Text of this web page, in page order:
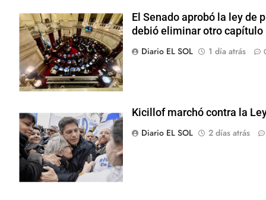
El Senado aprobó la ley de
debió eliminar otro capítulo
Diario EL SOL
1 día atrás
Kicillof marchó contra la
Diario EL SOL
2 días atrás